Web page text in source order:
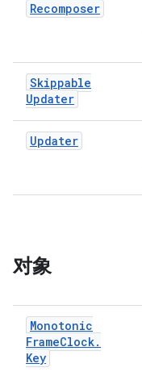
Recomposer
Skippable
Updater
Updater
对象
Monotonic
FrameClock.
Key